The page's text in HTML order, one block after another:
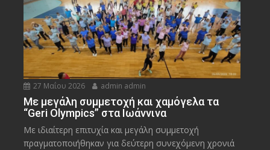
27 Μαΐου 2026 admin admin
Με μεγάλη συμμετοχή και χαμόγελα τα
“Geri Olympics” στα Ιωάννινα
Με ιδιαίτερη επιτυχία και μεγάλη συμμετοχή
πραγματοποιήθηκαν για δεύτερη συνεχόμενη χρονιά